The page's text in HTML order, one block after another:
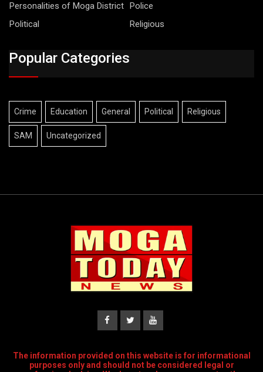
Personalities of Moga District Police
Political
Religious
Popular Categories
Crime Education General Political Religious
SAM Uncategorized
The information provided on this website is for informational
purposes only and should not be considered legal or